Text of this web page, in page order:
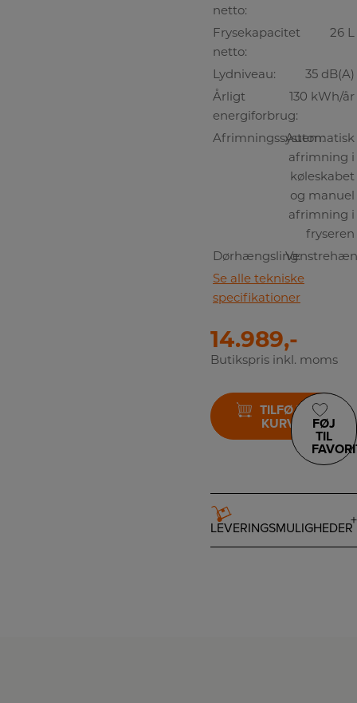
netto:
Frysekapacitet
netto:
26 L
Lydniveau:
35 dB(A)
Årligt
energiforbrug:
130 kWh/år
Afrimningssystem:
Automatisk
afrimning i
køleskabet
og manuel
afrimning i
fryseren
Dørhængsling:
Se alle tekniske
specifikationer
14.989,-
Butikspris inkl. moms
TILFØJ TIL
KURV
FØJ
TIL
LEVERINGSMULIGHEDER